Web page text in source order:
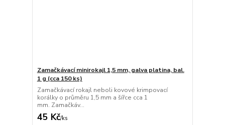
Zamačkávací minirokajl 1,5 mm, galva platina, bal.
1 g (cca 150 ks)
Zamačkávací rokajl neboli kovové krimpovací
korálky o průměru 1,5 mm a šířce cca 1
mm. Zamačkáv...
45 Kč/ks